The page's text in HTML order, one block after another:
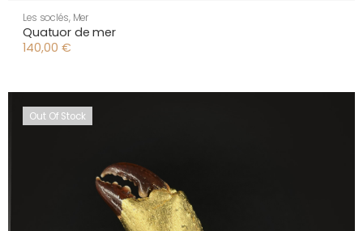
Les soclés, Mer
Quatuor de mer
140,00 €
Out Of Stock